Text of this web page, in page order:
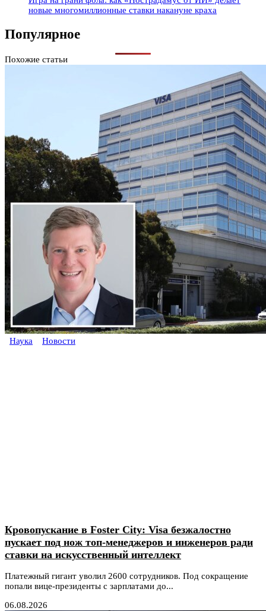
новые многомиллионные ставки накануне краха
Популярное
Похожие статьи
Наука Новости
Кровопускание в Foster City: Visa безжалостно
пускает под нож топ-менеджеров и инженеров ради
ставки на искусственный интеллект
Платежный гигант уволил 2600 сотрудников. Под сокращение
попали вице-президенты с зарплатами до...
06.08.2026